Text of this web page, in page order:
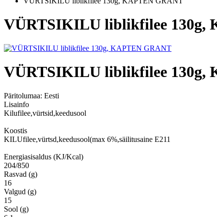
VÜRTSIKILU liblikfilee 130g,
VÜRTSIKILU liblikfilee 130g,
Päritolumaa: Eesti
Lisainfo
Kilufilee,vürtsid,keedusool
Koostis
KILUfilee,vürtsd,keedusool(max 6%,säilitusaine E211
Energiasisaldus (KJ/Kcal)
204/850
Rasvad (g)
16
Valgud (g)
15
Sool (g)